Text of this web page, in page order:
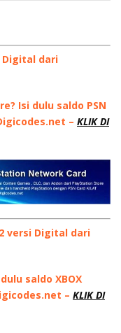
Digital dari
Isi dulu saldo PSN
– KLIK DI
versi Digital dari
saldo XBOX
– KLIK DI